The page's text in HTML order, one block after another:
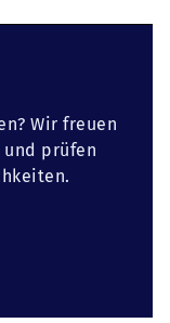
Wir freuen
prüfen